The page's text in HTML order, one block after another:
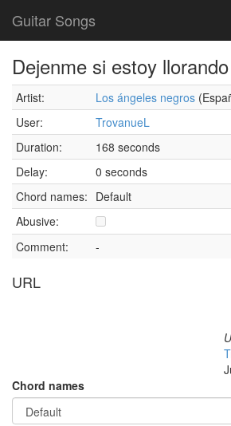
Guitar Songs
Dejenme si estoy llorando
Artist: Los ángeles negros
User:
TrovanueL
Duration:
168 seconds
Delay:
0 seconds
Chord names: Default
Abusive:
Comment:
-
URL
Chord names